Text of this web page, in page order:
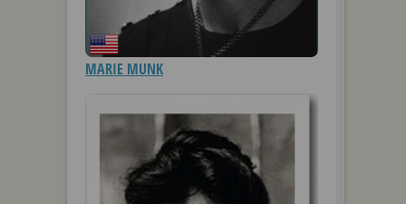
MARIE MUNK